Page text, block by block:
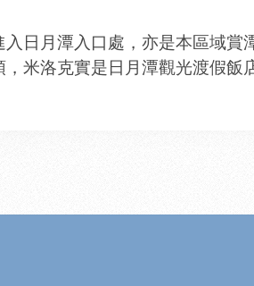
日月潭入口處，亦是本區域
米洛克實是日月潭觀光渡假飯